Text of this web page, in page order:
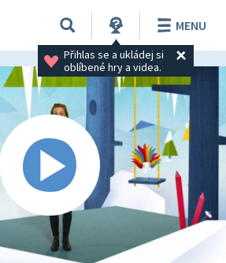
Přihlas se a ukládej si
oblíbené hry a videa.
MENU